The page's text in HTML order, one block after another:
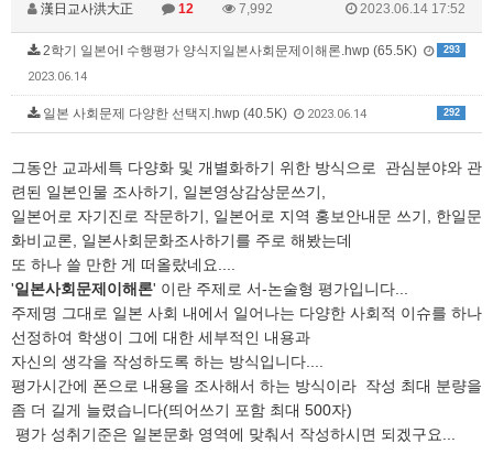
漢日교사洪大正 12 7,992 2023.06.14 17:52
293
2학기 일본어I 수행평가 양식지일본사회문제이해론.hwp (65.5K)
2023.06.14
292
일본 사회문제 다양한 선택지.hwp (40.5K) 2023.06.14
그동안 교과세특 다양화 및 개별화하기 위한 방식으로 관심분야와 관
련된 일본인물 조사하기, 일본영상감상문쓰기,
일본어로 자기진로 작문하기, 일본어로 지역 홍보안내문 쓰기, 한일문
화비교론, 일본사회문화조사하기를 주로 해봤는데
또 하나 쓸 만한 게 떠올랐네요....
'일본사회문제이해론' 이란 주제로 서-논술형 평가입니다...
주제명 그대로 일본 사회 내에서 일어나는 다양한 사회적 이슈를 하나
선정하여 학생이 그에 대한 세부적인 내용과
자신의 생각을 작성하도록 하는 방식입니다....
평가시간에 폰으로 내용을 조사해서 하는 방식이라 작성 최대 분량을
좀 더 길게 늘렸습니다(띄어쓰기 포함 최대 500자)
평가 성취기준은 일본문화 영역에 맞춰서 작성하시면 되겠구요...